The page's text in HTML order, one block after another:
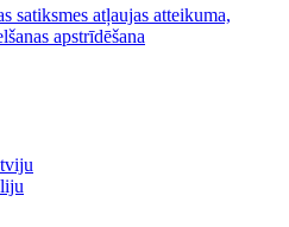
satiksmes atļaujas atteikuma,
apstrīdēšana